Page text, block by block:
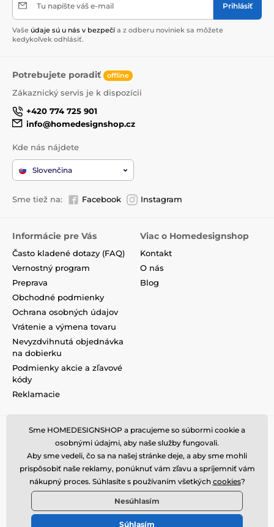
Tu napíšte váš e-mail Prihlásiť
Vaše údaje sú u nás v bezpečí a z odberu noviniek sa môžete
kedykoľvek odhlásiť.
Potrebujete poradiť offline
Zákaznický servis je k dispozícii
+420 774 725 901
info@homedesignshop.cz
Kde nás nájdete
Slovenčina
Sme tiež na: Facebook Instagram
Informácie pre Vás
Často kladené dotazy (FAQ)
Vernostný program
Preprava
Obchodné podmienky
Ochrana osobných údajov
Vrátenie a výmena tovaru
Nevyzdvihnutá objednávka
na dobierku
Podmienky akcie a zľavové
kódy
Reklamacie
Viac o Homedesignshop
Kontakt
O nás
Blog
Sme HOMEDESIGNSHOP a pracujeme so súbormi cookie a
osobnými údajmi, aby naše služby fungovali.
Aby sme vedeli, čo sa na našej stránke deje, a aby sme mohli
prispôsobiť naše reklamy, ponúknuť vám zľavu a spríjemniť vám
nákupný proces. Súhlasíte s používaním všetkých cookies?
Nesúhlasím
Súhlasím